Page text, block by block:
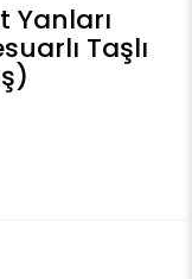
Yanları
Taşlı